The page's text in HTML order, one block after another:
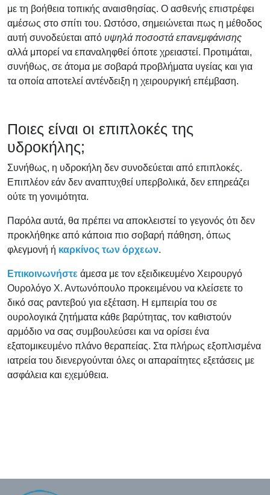
με τη βοήθεια τοπικής αναισθησίας. Ο ασθενής επιστρέφει
αμέσως στο σπίτι του. Ωστόσο, σημειώνεται πως η μέθοδος
αυτή συνοδεύεται από υψηλά ποσοστά επανεμφάνισης
αλλά μπορεί να επαναληφθεί όποτε χρειαστεί. Προτιμάται,
συνήθως, σε άτομα με σοβαρά προβλήματα υγείας και για
τα οποία αποτελεί αντένδειξη η χειρουργική επέμβαση.
Ποιες είναι οι επιπλοκές της
υδροκήλης;
Συνήθως, η υδροκήλη δεν συνοδεύεται από επιπλοκές.
Επιπλέον εάν δεν αναπτυχθεί υπερβολικά, δεν επηρεάζει
ούτε τη γονιμότητα.
Παρόλα αυτά, θα πρέπει να αποκλειστεί το γεγονός ότι δεν
προκλήθηκε από κάποια πιο σοβαρή πάθηση, όπως
φλεγμονή ή καρκίνος των όρχεων.
Επικοινωνήστε άμεσα με τον εξειδικευμένο Χειρουργό
Ουρολόγο Χ. Αντωνόπουλο προκειμένου να κλείσετε το
δικό σας ραντεβού για εξέταση. Η εμπειρία του σε
ουρολογικά ζητήματα κάθε βαρύτητας, τον καθιστούν
αρμόδιο να σας συμβουλεύσει και να ορίσει ένα
εξατομικευμένο πλάνο θεραπείας. Στα πλήρως εξοπλισμένα
ιατρεία του διενεργούνται όλες οι απαραίτητες εξετάσεις με
ασφάλεια και εχεμύθεια.